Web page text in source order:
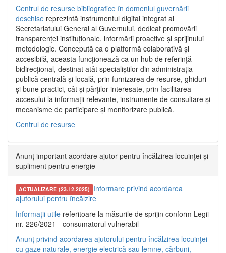
Centrul de resurse bibliografice în domeniul guvernării
deschise reprezintă instrumentul digital integrat al
Secretariatului General al Guvernului, dedicat promovării
transparenței instituționale, informării proactive și sprijinului
metodologic. Concepută ca o platformă colaborativă și
accesibilă, aceasta funcționează ca un hub de referință
bidirecțional, destinat atât specialiștilor din administrația
publică centrală și locală, prin furnizarea de resurse, ghiduri
și bune practici, cât și părților interesate, prin facilitarea
accesului la informații relevante, instrumente de consultare și
mecanisme de participare și monitorizare publică.
Centrul de resurse
Anunț important acordare ajutor pentru încălzirea locuinței și
supliment pentru energie
ACTUALIZARE (23.12.2025) Informare privind acordarea
ajutorului pentru încălzire
Informații utile referitoare la măsurile de sprijin conform Legii
nr. 226/2021 - consumatorul vulnerabil
Anunț privind acordarea ajutorului pentru încălzirea locuinței
cu gaze naturale, energie electrică sau lemne, cărbuni,